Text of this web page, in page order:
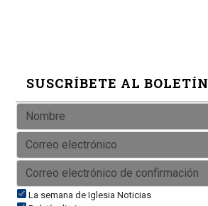
SUSCRÍBETE AL BOLETÍN
La semana de Iglesia Noticias